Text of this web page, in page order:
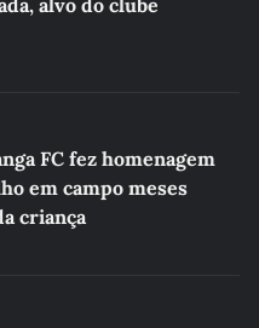
alvo do clube
FC fez homenagem
em campo meses
criança